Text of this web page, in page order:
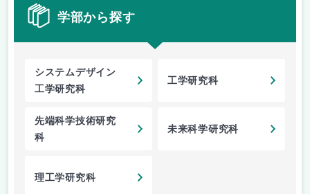
学部から探す
システムデザイン
工学研究科
工学研究科
先端科学技術研究
科
未来科学研究科
理工学研究科